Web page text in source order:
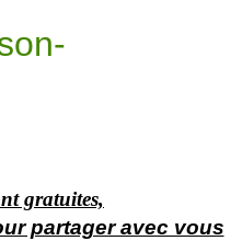
gratuites,
partager avec vous